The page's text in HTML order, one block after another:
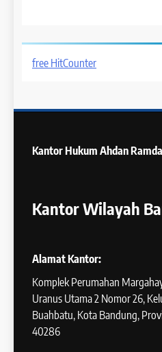
free HitCounter
Kantor Hukum Ahdan
Kantor Wilayah
Alamat Kantor:
Komplek Perumahan
Uranus Utama 2 Nomor 26,
Buahbatu, Kota Bandung,
40286